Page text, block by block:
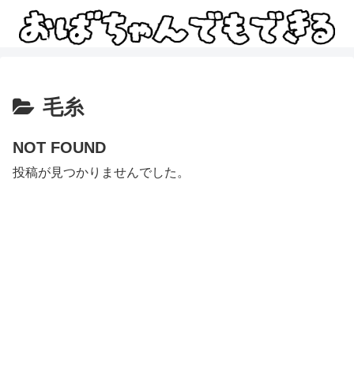
毛糸
NOT FOUND
投稿が見つかりませんでした。